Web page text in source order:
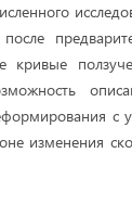
кривые
изменения